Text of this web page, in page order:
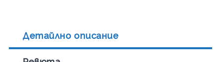
Детайлно описание